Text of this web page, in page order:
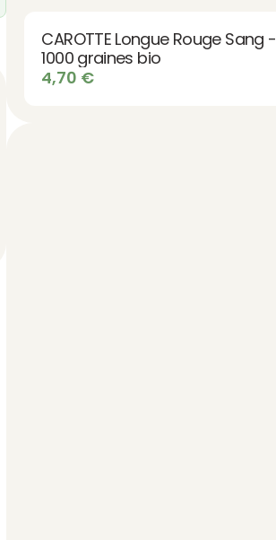
CAROTTE Longue Rouge Sang -
1000 graines bio
4,70 €